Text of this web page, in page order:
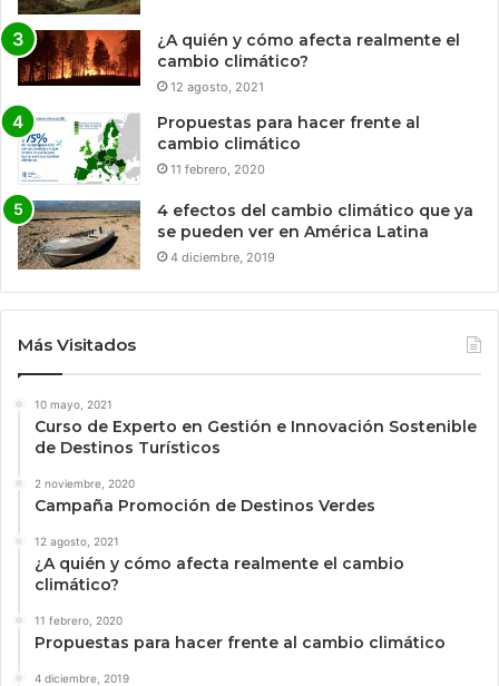
¿A quién y cómo afecta realmente el
cambio climático?
12 agosto, 2021
Propuestas para hacer frente al
cambio climático
11 febrero, 2020
4 efectos del cambio climático que ya
se pueden ver en América Latina
4 diciembre, 2019
Más Visitados
10 mayo, 2021
Curso de Experto en Gestión e Innovación Sostenible
de Destinos Turísticos
2 noviembre, 2020
Campaña Promoción de Destinos Verdes
12 agosto, 2021
¿A quién y cómo afecta realmente el cambio
climático?
11 febrero, 2020
Propuestas para hacer frente al cambio climático
4 diciembre, 2019